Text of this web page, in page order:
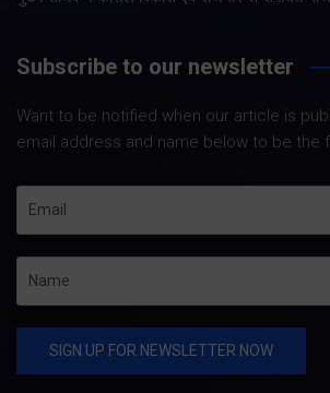
Subscribe to our newsletter
Want to be notified when our article is
email address and name below to be the